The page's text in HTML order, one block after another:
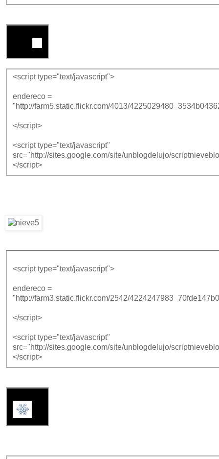
<script type="text/javascript">
endereco =
"http://farm5.static.flickr.com/4013/
</script>
<script type="text/javascript"
src="http://sites.google.com/site/unblogdelujo/
</script>
<script type="text/javascript">
endereco =
"http://farm3.static.flickr.com/2542/
</script>
<script type="text/javascript"
src="http://sites.google.com/site/unblogdelujo/
</script>